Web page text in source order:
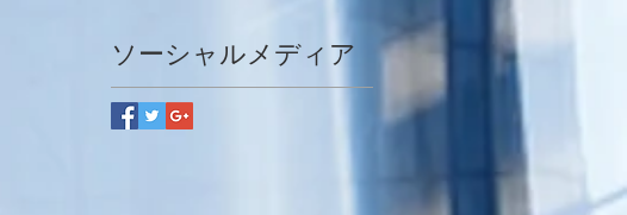
ソーシャルメディア